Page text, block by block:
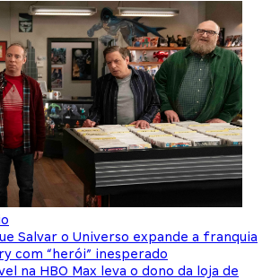
Salvar o Universo expande a franquia
com “herói” inesperado
na HBO Max leva o dono da loja de